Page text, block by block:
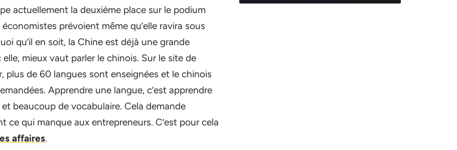
actuellement la deuxième place sur le podium
prévoient même qu’elle ravira sous
qu’il en soit, la Chine est déjà une grande
mieux vaut parler le chinois. Sur le site de
plus de 60 langues sont enseignées et le chinois
Apprendre une langue, c’est apprendre
beaucoup de vocabulaire. Cela demande
ce qui manque aux entrepreneurs. C’est pour cela
affaires.